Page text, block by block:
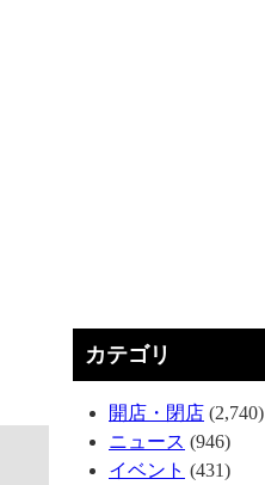
カテゴリ
開店・閉店 (2,740)
ニュース (946)
イベント (431)